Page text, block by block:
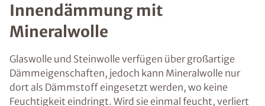
Innendämmung mit
Mineralwolle
Glaswolle und Steinwolle verfügen über großartige
Dämmeigenschaften, jedoch kann Mineralwolle nur
dort als Dämmstoff eingesetzt werden, wo keine
Feuchtigkeit eindringt. Wird sie einmal feucht, verliert